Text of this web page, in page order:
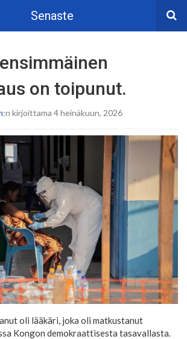
Senaste
on toipunut.
:n kirjoittama 4 heinäkuun, 2026
oli lääkäri, joka oli matkustanut
Kongon demokraattisesta tasavallasta.